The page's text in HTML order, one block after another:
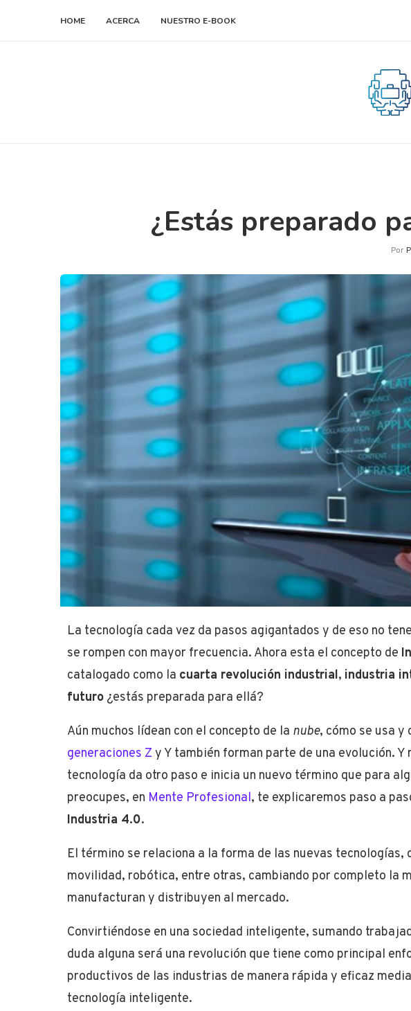
HOME ACERCA NUESTRO E-BOOK
¿Estás preparado
Por
La tecnología cada vez da pasos agigantados y de eso no
se rompen con mayor frecuencia. Ahora esta el concepto de
catalogado como la cuarta revolución industrial, industria
futuro ¿estás preparada para ellá?
Aún muchos lídean con el concepto de la nube, cómo se usa y
generaciones Z y Y también forman parte de una evolución.
tecnología da otro paso e inicia un nuevo término que para
preocupes, en Mente Profesional, te explicaremos paso a
Industria 4.0.
El término se relaciona a la forma de las nuevas tecnologías,
movilidad, robótica, entre otras, cambiando por completo la
manufacturan y distribuyen al mercado.
Convirtiéndose en una sociedad inteligente, sumando
duda alguna será una revolución que tiene como principal
productivos de las industrias de manera rápida y eficaz
tecnología inteligente.